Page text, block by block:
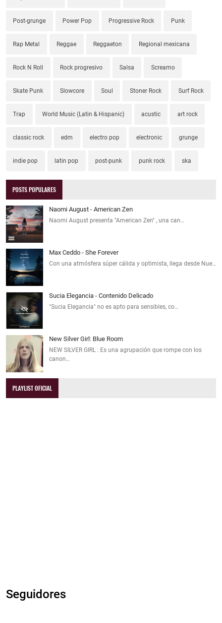
Post-grunge Power Pop Progressive Rock Punk
Rap Metal Reggae Reggaeton Regional mexicana
Rock N Roll Rock progresivo Salsa Screamo
Skate Punk Slowcore Soul Stoner Rock Surf Rock
Trap World Music (Latin & Hispanic) acustic art rock
classic rock edm electro pop electronic grunge
indie pop latin pop post-punk punk rock ska
POSTS POPULARES
Naomi August - American Zen
Naomi August presenta "American Zen" , una can…
Max Ceddo - She Forever
Con una atmósfera súper cálida y optimista, llega desde Nue…
Sucia Elegancia - Contenido Delicado
"Sucia Elegancia" no es apto para sensibles, co…
New Silver Girl: Blue Room
NEW SILVER GIRL : Es una agrupación que rompe con los
canon…
PLAYLIST OFICIAL
Seguidores